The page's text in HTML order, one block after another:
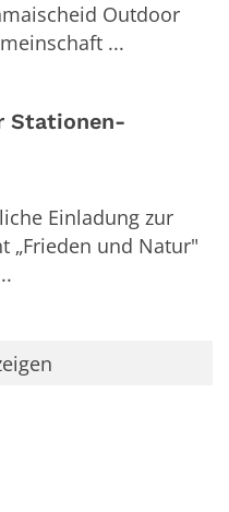
Outdoor
...
Stationen-
Einladung zur
„Frieden und Natur"